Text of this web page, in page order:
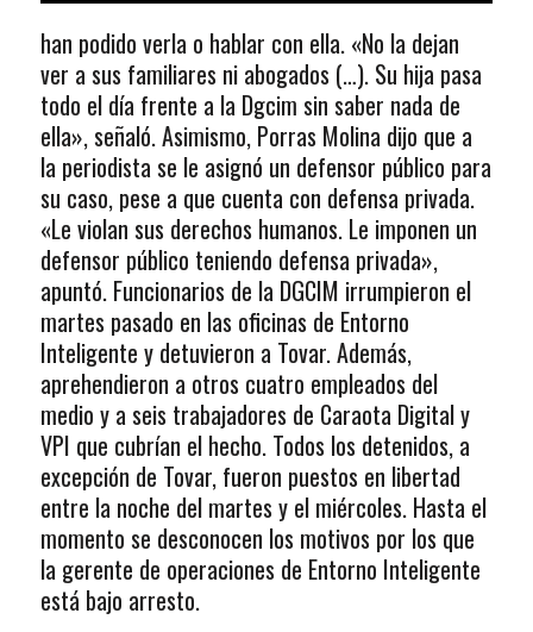
han podido verla o hablar con ella. «No la dejan
ver a sus familiares ni abogados (…). Su hija pasa
todo el día frente a la Dgcim sin saber nada de
ella», señaló. Asimismo, Porras Molina dijo que a
la periodista se le asignó un defensor público para
su caso, pese a que cuenta con defensa privada.
«Le violan sus derechos humanos. Le imponen un
defensor público teniendo defensa privada»,
apuntó. Funcionarios de la DGCIM irrumpieron el
martes pasado en las oficinas de Entorno
Inteligente y detuvieron a Tovar. Además,
aprehendieron a otros cuatro empleados del
medio y a seis trabajadores de Caraota Digital y
VPI que cubrían el hecho. Todos los detenidos, a
excepción de Tovar, fueron puestos en libertad
entre la noche del martes y el miércoles. Hasta el
momento se desconocen los motivos por los que
la gerente de operaciones de Entorno Inteligente
está bajo arresto.